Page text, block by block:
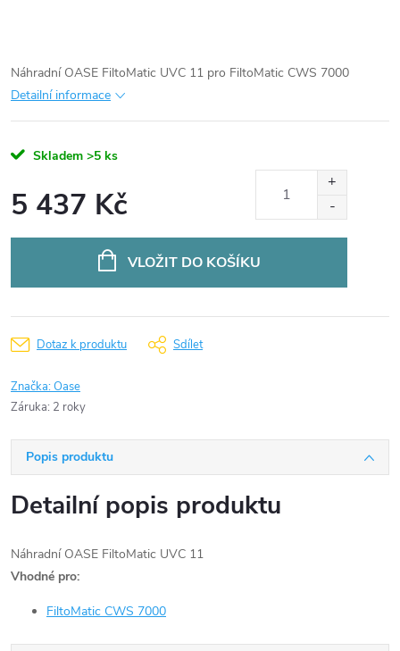
Náhradní OASE FiltoMatic UVC 11 pro FiltoMatic CWS 7000
Detailní informace
Skladem >5 ks
5 437 Kč
VLOŽIT DO KOŠÍKU
Dotaz k produktu Sdílet
Značka:Oase
Záruka: 2 roky
Popis produktu
Detailní popis produktu
Náhradní OASE FiltoMatic UVC 11
Vhodné pro:
FiltoMatic CWS 7000